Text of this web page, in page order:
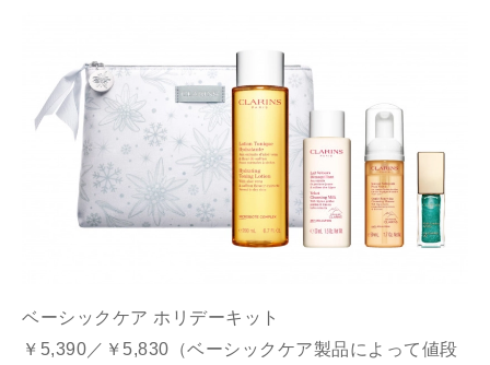
ベーシックケア ホリデーキット
￥5,390／￥5,830（ベーシックケア製品によって値段